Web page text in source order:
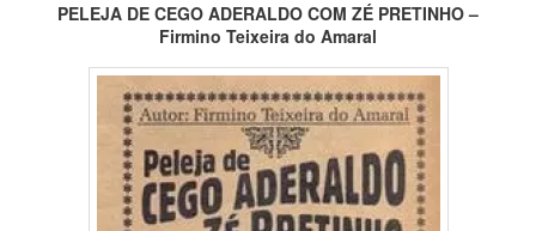
PELEJA DE CEGO ADERALDO COM ZÉ PRETINHO –
Firmino Teixeira do Amaral